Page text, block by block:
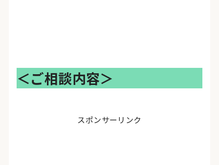
＜ご相談内容＞
スポンサーリンク